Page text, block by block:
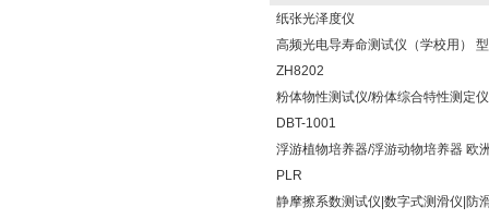
纸张光泽度仪
高频光电导寿命测试仪（学校用）
ZH8202
粉体物性测试仪/粉体综合特性测定
DBT-1001
浮游植物培养器/浮游动物培养器 欧
PLR
静摩擦系数测试仪|数字式测滑仪|防